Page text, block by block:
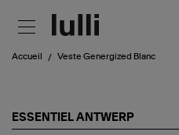
Accueil Veste Genergized Blanc
ESSENTIEL ANTWERP